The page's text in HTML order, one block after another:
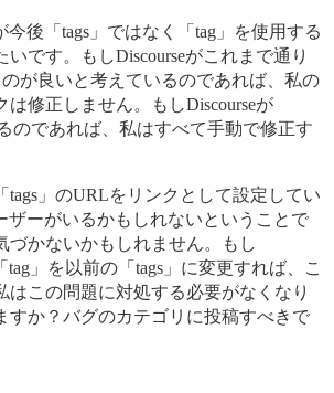
今後「tags」ではなく「tag」を使用する
です。もしDiscourseがこれまで通り
のが良いと考えているのであれば、私の
は修正しません。もしDiscourseが
のであれば、私はすべて手動で修正す
tags」のURLをリンクとして設定してい
ザーがいるかもしれないということで
づかないかもしれません。もし
tag」を以前の「tags」に変更すれば、こ
はこの問題に対処する必要がなくなり
すか？バグのカテゴリに投稿すべきで